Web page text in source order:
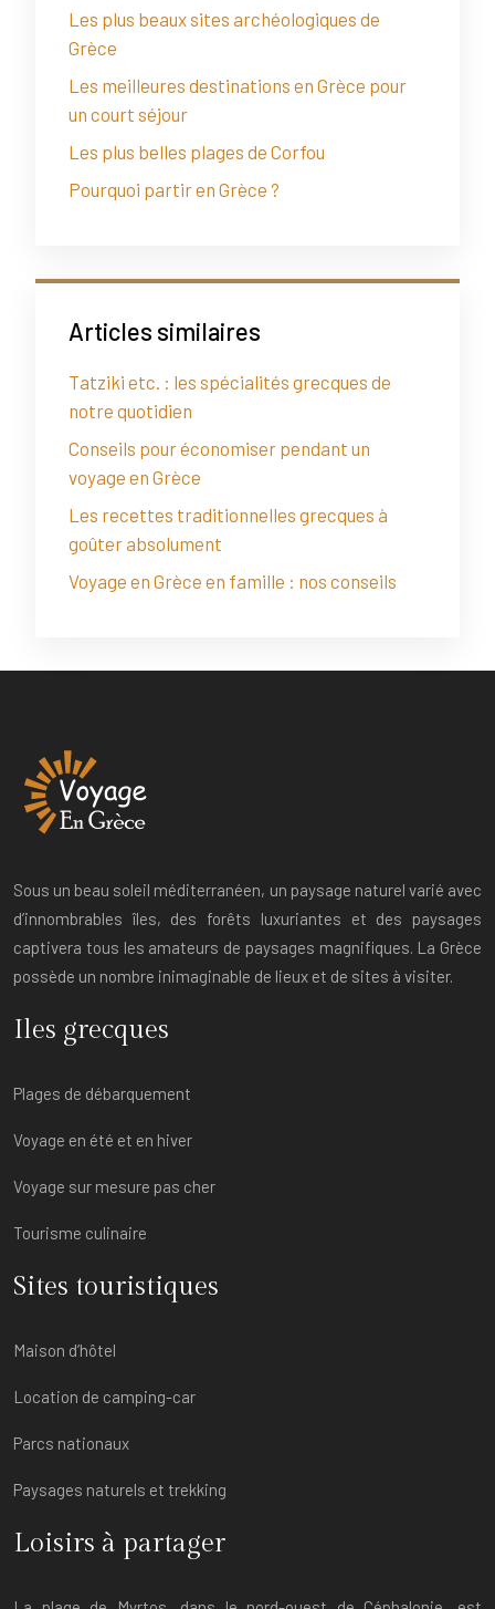
Les plus beaux sites archéologiques de
Grèce
Les meilleures destinations en Grèce pour
un court séjour
Les plus belles plages de Corfou
Pourquoi partir en Grèce ?
Articles similaires
Tatziki etc. : les spécialités grecques de
notre quotidien
Conseils pour économiser pendant un
voyage en Grèce
Les recettes traditionnelles grecques à
goûter absolument
Voyage en Grèce en famille : nos conseils
Sous un beau soleil méditerranéen, un paysage naturel varié avec
d’innombrables îles, des forêts luxuriantes et des paysages
captivera tous les amateurs de paysages magnifiques. La Grèce
possède un nombre inimaginable de lieux et de sites à visiter.
Iles grecques
Plages de débarquement
Voyage en été et en hiver
Voyage sur mesure pas cher
Tourisme culinaire
Sites touristiques
Maison d’hôtel
Location de camping-car
Parcs nationaux
Paysages naturels et trekking
Loisirs à partager